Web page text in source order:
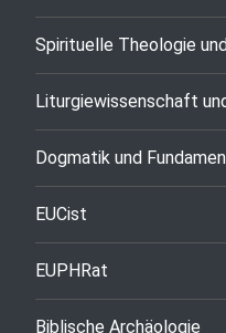
Spirituelle Theologie
Liturgiewissenschaft
Dogmatik und
EUCist
EUPHRat
Biblische Archäologie